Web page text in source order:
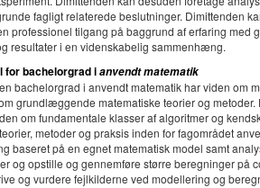
fagligt relaterede beslutninger. Dimittenden
professionel tilgang på baggrund af erfaring
resultater i en videnskabelig sammenhæng.
for bachelorgrad ianvendt matematik
bachelorgrad i anvendt matematik har viden
grundlæggende matematiske teorier og
om fundamentale klasser af algoritmer og
metoder og praksis inden for fagområdet
baseret på en egnet matematisk model samt
og opstille og gennemføre større beregninger på
og vurdere fejlkilderne ved modellering og